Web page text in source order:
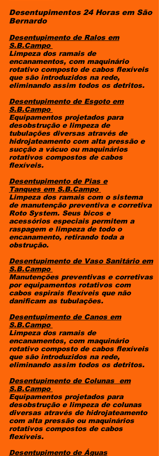
Desentupimentos 24 Horas em São
Bernardo​
Desentupimento de Ralos em
S.B.Campo
Limpeza dos ramais de
encanamentos, com maquinário
rotativo composto de cabos flexíveis
que são introduzidos na rede,
eliminando assim todos os detritos.
Desentupimento de Esgoto em
S.B.Campo
Equipamentos projetados para
desobstrução e limpeza de
tubulações diversas através de
hidrojateamento com alta pressão e
sucção a vácuo ou maquinários
rotativos compostos de cabos
flexíveis.
Desentupimento de Pias e
Tanques em S.B.Campo
Limpeza dos ramais com o sistema
de manutenção preventiva e corretiva
Roto System. Seus bicos e
acessórios especiais permitem a
raspagem e limpeza de todo o
encanamento, retirando toda a
obstrução.
Desentupimento de Vaso Sanitário em
S.B.Campo
Manutenções preventivas e corretivas
por equipamentos rotativos com
cabos espirais flexíveis que não
danificam as tubulações.
Desentupimento de Canos em
S.B.Campo
Limpeza dos ramais de
encanamentos, com maquinário
rotativo composto de cabos flexíveis
que são introduzidos na rede,
eliminando assim todos os detritos.
Desentupimento de Colunas em
S.B.Campo
Equipamentos projetados para
desobstrução e limpeza de colunas
diversas através de hidrojateamento
com alta pressão ou maquinários
rotativos compostos de cabos
flexíveis.
Desentupimento de Águas